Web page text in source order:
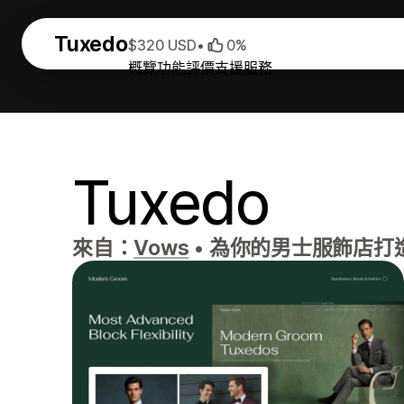
Tuxedo
概覽功能評價支援服務
$320 USD• 0%
Tuxedo
來自：Vows • 為你的男士服飾店打